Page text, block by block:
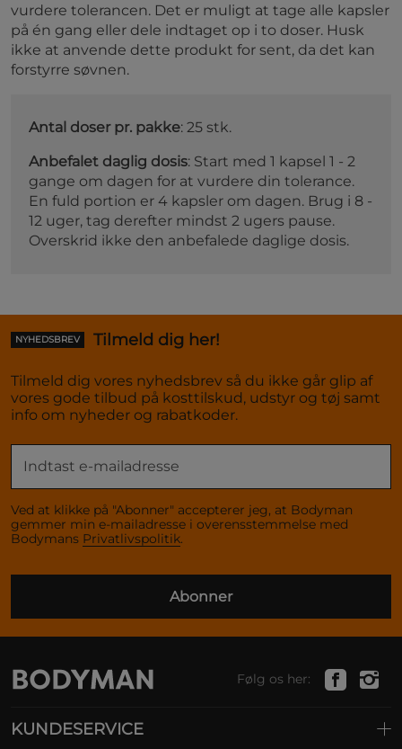
vurdere tolerancen. Det er muligt at tage alle kapsler
på én gang eller dele indtaget op i to doser. Husk
ikke at anvende dette produkt for sent, da det kan
forstyrre søvnen.
Antal doser pr. pakke: 25 stk.
Anbefalet daglig dosis: Start med 1 kapsel 1 - 2
gange om dagen for at vurdere din tolerance.
En fuld portion er 4 kapsler om dagen. Brug i 8 -
12 uger, tag derefter mindst 2 ugers pause.
Overskrid ikke den anbefalede daglige dosis.
NYHEDSBREV Tilmeld dig her!
Tilmeld dig vores nyhedsbrev så du ikke går glip af
vores gode tilbud på kosttilskud, udstyr og tøj samt
info om nyheder og rabatkoder.
Ved at klikke på "Abonner" accepterer jeg, at Bodyman
gemmer min e-mailadresse i overensstemmelse med
Bodymans Privatlivspolitik.
Abonner
Følg os her:
KUNDESERVICE